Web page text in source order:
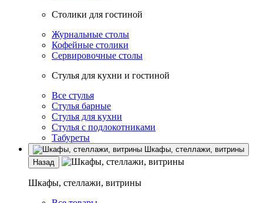
Столики для гостиной
Журнальные столы
Кофейные столики
Сервировочные столы
Стулья для кухни и гостиной
Все стулья
Стулья барные
Стулья для кухни
Стулья с подлокотниками
Табуреты
Шкафы, стеллажи, витрины
Назад
Шкафы, стеллажи, витрины